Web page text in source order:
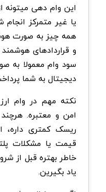
این وام دهی میتونه
یا غیر متمرکز
همه چیز به صورت
و قراردادهای
سود وام معمولا به
دیجیتال به شما
نکته مهم در وام
امن و معتبره.
ریسک کمتری داره،
قیمت یا مشکلات
خاطر بهتره قبل از
یاد بگیرین.